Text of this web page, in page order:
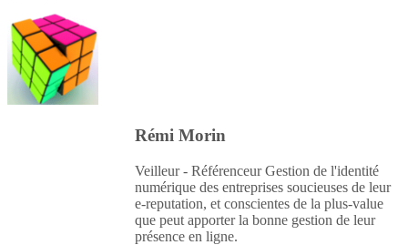
Rémi Morin
Veilleur - Référenceur Gestion de l'identité
numérique des entreprises soucieuses de leur
e-reputation, et conscientes de la plus-value
que peut apporter la bonne gestion de leur
présence en ligne.